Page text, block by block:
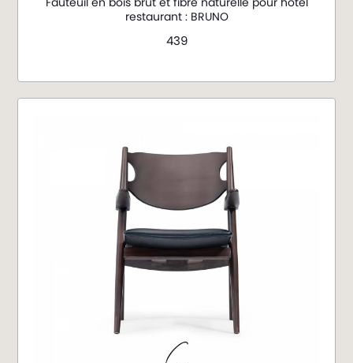
restaurant : BRUNO
439